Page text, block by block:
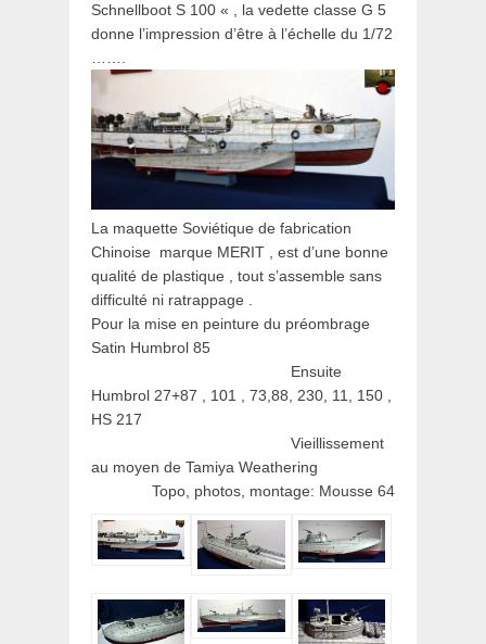
Schnellboot S 100 « , la vedette classe G 5
donne l’impression d’être à l’échelle du 1/72
La maquette Soviétique de fabrication
Chinoise marque MERIT , est d’une bonne
qualité de plastique , tout s’assemble sans
difficulté ni ratrappage .
Pour la mise en peinture du préombrage
Satin Humbrol 85
Ensuite
Humbrol 27+87 , 101 , 73,88, 230, 11, 150 ,
HS 217
Vieillissement
au moyen de Tamiya Weathering
Topo, photos, montage: Mousse 64